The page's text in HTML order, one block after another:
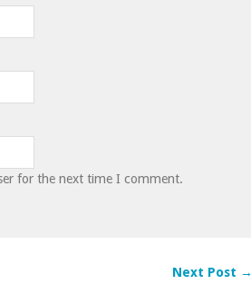
for the next time I comment.
Next Post →